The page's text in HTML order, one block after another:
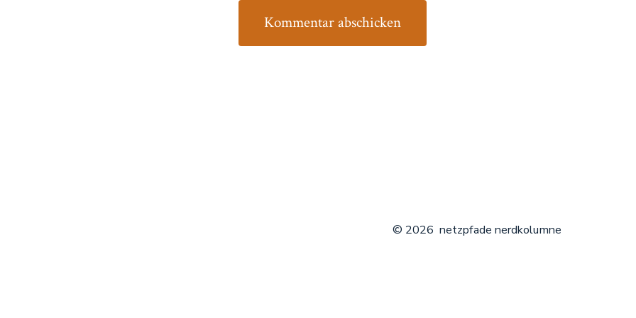
© 2026 netzpfade nerdkolumne